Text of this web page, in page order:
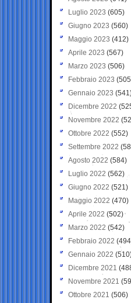
Luglio 2023 (605)
Giugno 2023 (560)
Maggio 2023 (412)
Aprile 2023 (567)
Marzo 2023 (506)
Febbraio 2023
Gennaio 2023
Dicembre 2022
Novembre 2022
Ottobre 2022 (552)
Settembre 2022
Agosto 2022 (584)
Luglio 2022 (562)
Giugno 2022 (521)
Maggio 2022 (470)
Aprile 2022 (502)
Marzo 2022 (542)
Febbraio 2022
Gennaio 2022
Dicembre 2021
Novembre 2021
Ottobre 2021 (506)